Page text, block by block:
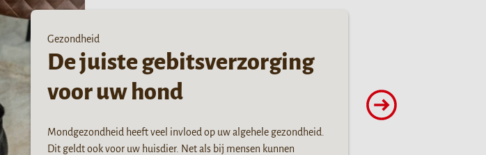
Gezondheid
De juiste gebitsverzorging
voor uw hond
Mondgezondheid heeft veel invloed op uw algehele gezondheid.
Dit geldt ook voor uw huisdier. Net als bij mensen kunnen